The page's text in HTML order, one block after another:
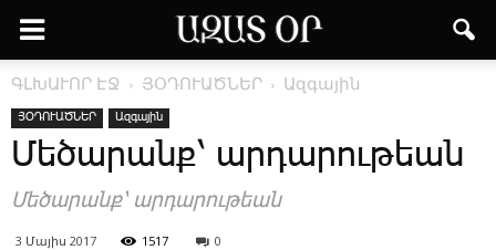
ԳԼԽԱՒՈՐ ԷՋ ՅՕԴՈՒԱԾՆԵՐ Ազգային
ՅՕԴՈՒԱԾՆԵՐ Ազգային
­Մե­ծա­րանք՝ ար­դա­րու­թեան
­Մե­ծա­րանք՝ ար­դա­րու­թեան
3 Մայիս 2017 1517 0